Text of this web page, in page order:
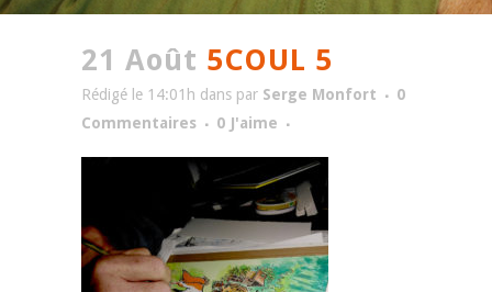
21 Août 5COUL 5
Rédigé le 14:01h dans par Serge Monfort
0
Commentaires
0 J'aime